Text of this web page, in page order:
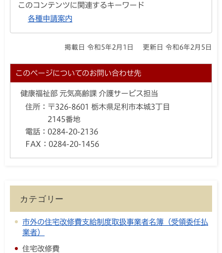
このコンテンツに関連するキーワード
各種申請案内
掲載日 令和5年2月1日 更新日 令和6年2月5日
このページについてのお問い合わせ先
健康福祉部 元気高齢課 介護サービス担当
住所： 〒326-8601 栃木県足利市本城3丁目
2145番地
電話： 0284-20-2136
FAX： 0284-20-1456
カテゴリー
市外の住宅改修費支給制度取扱事業者名簿（受領委任払
業者）
住宅改修費